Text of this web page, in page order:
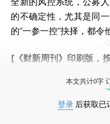
的不确定性，尤其是同
的“一参一控”抉择，都令
[《财新周刊》印刷版，
本文共计0字
登录 后获取已